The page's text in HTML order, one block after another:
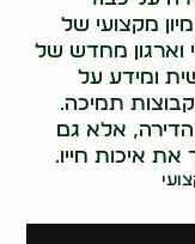
מקצועי של
וארגון מחדש של
ומידע על
תמיכה.
אלא גם
איכות חייו.